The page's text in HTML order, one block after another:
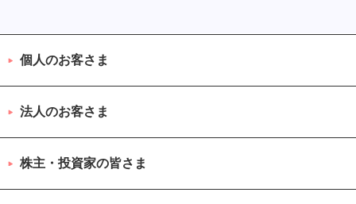
個人のお客さま
法人のお客さま
株主・投資家の皆さま